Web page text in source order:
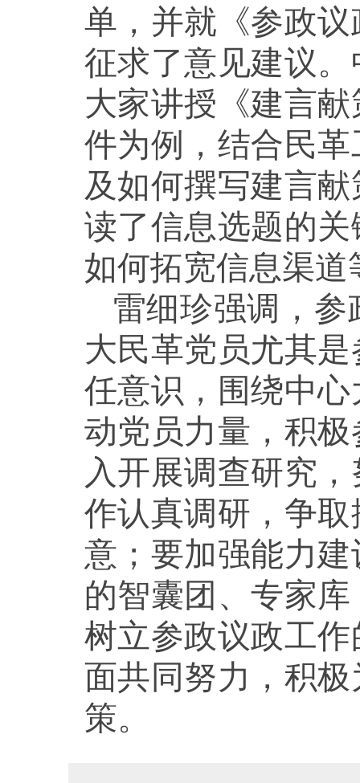
单，并就《参政
征求了意见建议
大家讲授《建言
件为例，结合民
及如何撰写建言
读了信息选题的
如何拓宽信息渠
雷细珍强调，
大民革党员尤其
任意识，围绕中
动党员力量，积
入开展调查研究
作认真调研，争
意；要加强能力
的智囊团、专家
树立参政议政工
面共同努力，积
策。